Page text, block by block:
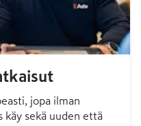
jopa ilman
käy sekä uuden että